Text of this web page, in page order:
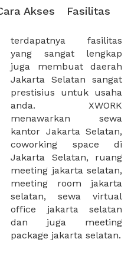
Akses Fasilitas
package jakarta selatan.